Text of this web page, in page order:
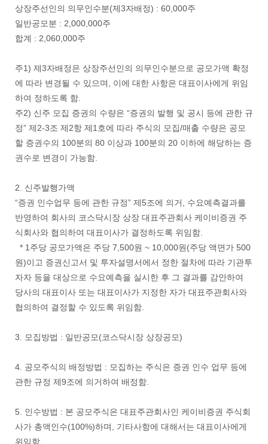
상장주선인의 의무인수분(제3자배정) : 60,000주
일반공모분 : 2,000,000주
합계 : 2,060,000주
주1) 제3자배정은 상장주선인의 의무인수분으로 공모가액 확정
에 따라 변경될 수 있으며, 이에 대한 사항은 대표이사에게 위임
하여 정하도록 함.
주2) 신주 모집 증권의 수량은 “증권의 발행 및 공시 등에 관한 규
정” 제2-3조 제2항 제1호에 따라 주식의 모집/매출 수량은 공모
할 증권수의 100분의 80 이상과 100분의 20 이하에 해당하는 증
권수로 변경이 가능함.
2. 신주발행가액
“증권 인수업무 등에 관한 규정” 제5조에 의거, 수요예측결과를
반영하여 회사의 코스닥시장 상장 대표주관회사 케이비증권 주
식회사와 협의하여 대표이사가 결정하도록 위임함.
* 1주당 공모가액은 주당 7,500원 ~ 10,000원(주당 액면가 500
원)이고 증권신고서 및 투자설명서에서 정한 절차에 따라 기관투
자자 등을 대상으로 수요예측을 실시한 후 그 결과를 감안하여
당사의 대표이사 또는 대표이사가 지정한 자가 대표주관회사와
협의하여 결정할 수 있도록 위임함.
3. 모집방법 : 일반공모(코스닥시장 상장공모)
4. 공모주식의 배정방법 : 모집하는 주식은 증권 인수 업무 등에
관한 규정 제9조에 의거하여 배정함.
5. 인수방법 : 본 공모주식은 대표주관회사인 케이비증권 주식회
사가 총액인수(100%)하며, 기타사항에 대해서는 대표이사에게
위임함.